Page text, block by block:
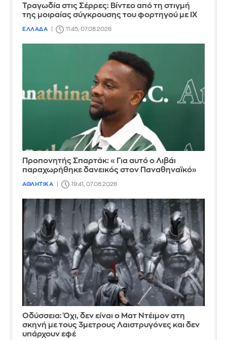
Τραγωδία στις Σέρρες: Βίντεο από τη στιγμή
της μοιραίας σύγκρουσης του φορτηγού με ΙΧ
ΕΛΛΑΔΑ 11:45, 07.08.2026
Προπονητής Σπαρτάκ: «Για αυτό ο Λιβάι
παραχωρήθηκε δανεικός στον Παναθηναϊκό»
ΑΘΛΗΤΙΚΑ 19:41, 07.08.2026
Οδύσσεια: Όχι, δεν είναι ο Ματ Ντέιμον στη
σκηνή με τους 3μετρους Λαιστρυγόνες και δεν
υπάρχουν εφέ